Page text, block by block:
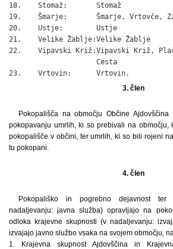
18.    Stomaž:       Stomaž
19.    Šmarje:       Šmarje, Vrtovče,
20.    Ustje:        Ustje
21.    Velike Žablje:Velike Žablje
22.    Vipavski Križ:Vipavski Križ,
                     Cesta
23.    Vrtovin:      Vrtovin.
3. člen
Pokopališča na območju Občine
pokopavanju umrlih, ki so prebivali na območju,
pokopališče v občini, ter umrlih, ki so bili rojeni
tu pokopani.
4. člen
Pokopališko in pogrebno dejavnost ter
nadaljevanju: javna služba) opravljajo na
odloka krajevne skupnosti (v nadaljevanju:
izvajajo javno službo vsaka na svojem območju,
1. Krajevna skupnost Ajdovščina in